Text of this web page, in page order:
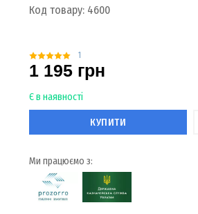
Код товару: 4600
1
1 195 грн
Є в наявності
КУПИТИ
Ми працюємо з: